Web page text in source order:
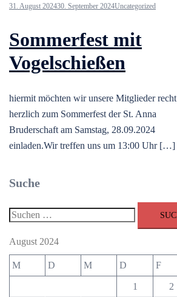
31. August 202430. September 2024Uncategorized
Sommerfest mit
Vogelschießen
hiermit möchten wir unsere Mitglieder recht
herzlich zum Sommerfest der St. Anna
Bruderschaft am Samstag, 28.09.2024
einladen.Wir treffen uns um 13:00 Uhr […]
Suche
Suchen
August 2024
M D M D F
1 2